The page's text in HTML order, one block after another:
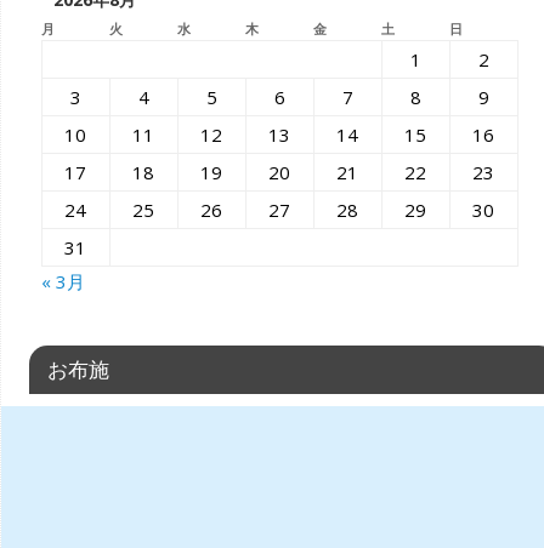
月 火 水 木 金 土 日
1
2
3
4 5 6 7 8
9
10
11 12 13 14 15
16
17
18 19 20 21 22
23
24
25 26 27 28 29
30
31
« 3月
お布施